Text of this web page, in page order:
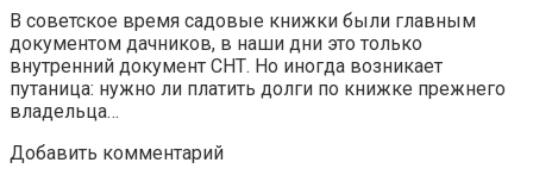
В советское время садовые книжки были главным
документом дачников, в наши дни это только
внутренний документ СНТ. Но иногда возникает
путаница: нужно ли платить долги по книжке прежнего
владельца…
Добавить комментарий